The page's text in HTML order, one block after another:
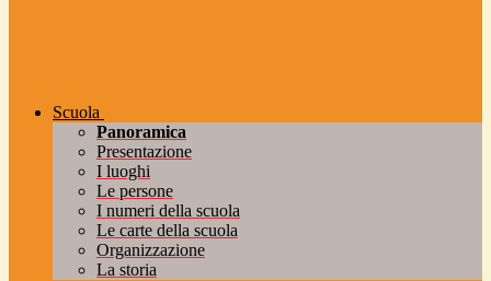
Scuola
Panoramica
Presentazione
I luoghi
Le persone
I numeri della scuola
Le carte della scuola
Organizzazione
La storia